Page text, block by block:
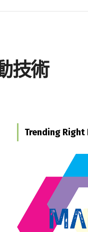
技術
Trending Right